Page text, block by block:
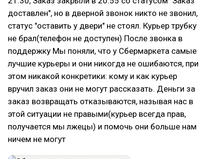
доставлен", но в дверной звонок никто не звонил,
статус "оставить у двери" не стоял. Курьер трубку
не брал(телефон не доступен) После звонка в
поддержку Мы поняли, что у Сбермаркета самые
лучшие курьеры и они никогда не ошибаются, при
этом никакой конкретики: кому и как курьер
вручил заказ они не могут рассказать. Деньги за
заказ возвращать отказываются, называя нас в
этой ситуации не правыми(курьер всегда прав,
получается мы лжецы) и помочь они больше нам
ничем не могут